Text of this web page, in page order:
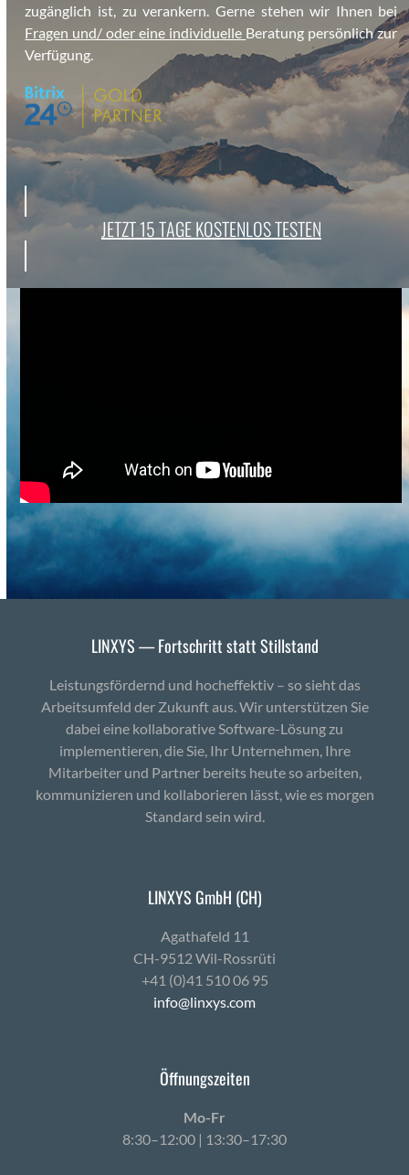
zugänglich ist, zu ver­ankern. Gerne ste­hen wir Ihnen bei
Fra­gen und/ oder eine indi­vidu­elle Beratung per­sön­lich zur
Ver­fü­gung.
JET­ZT 15 TAGE KOSTENLOS TESTEN
LINXYS — Fortschritt statt Stillstand
Leistungsfördernd und hocheffektiv – so sieht das
Arbeitsumfeld der Zukunft aus. Wir unterstützen Sie
dabei eine kollaborative Software-Lösung zu
implementieren, die Sie, Ihr Unternehmen, Ihre
Mitarbeiter und Partner bereits heute so arbeiten,
kommunizieren und kollaborieren lässt, wie es morgen
Standard sein wird.
LINXYS GmbH (CH)
Agath­afeld 11
CH-9512 Wil-Ross­rüti
+41 (0)41 510 06 95
info@linxys.com
Öffnungszeiten
Mo-Fr
8:30–12:00 | 13:30–17:30